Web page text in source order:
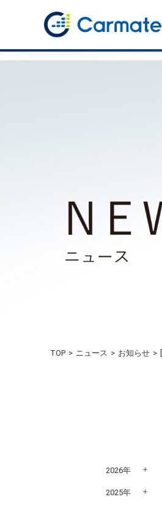
TOP ニュース お知らせ
2026年
2025年